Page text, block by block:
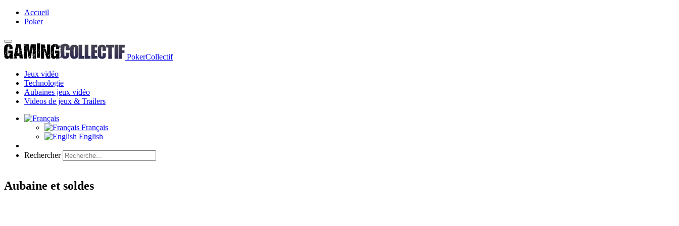
Accueil
Poker
PokerCollectif
Jeux vidéo
Technologie
Aubaines jeux vidéo
Videos de jeux & Trailers
Français
English
Rechercher
Aubaine et soldes